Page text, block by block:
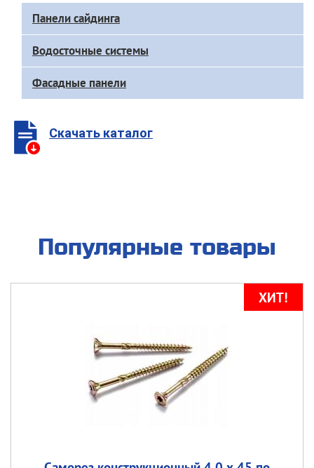
Доп
меню
каталога
Панели сайдинга
Водосточные системы
Фасадные панели
Скачать каталог
Популярные товары